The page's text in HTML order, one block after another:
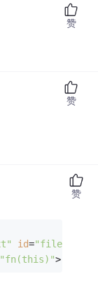
赞
赞
id="fileSize"
"fn(this)">
赞